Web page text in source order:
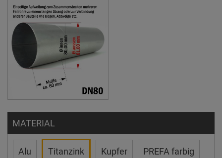
MATERIAL
Alu Titanzink Kupfer PREFA farbig